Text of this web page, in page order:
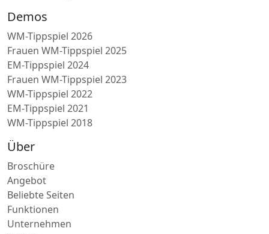
Demos
WM-Tippspiel 2026
Frauen WM-Tippspiel 2025
EM-Tippspiel 2024
Frauen WM-Tippspiel 2023
WM-Tippspiel 2022
EM-Tippspiel 2021
WM-Tippspiel 2018
Über
Broschüre
Angebot
Beliebte Seiten
Funktionen
Unternehmen